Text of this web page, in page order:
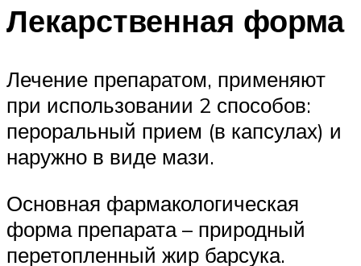
Лекарственная форма
Лечение препаратом, применяют
при использовании 2 способов:
пероральный прием (в капсулах) и
наружно в виде мази.
Основная фармакологическая
форма препарата – природный
перетопленный жир барсука.